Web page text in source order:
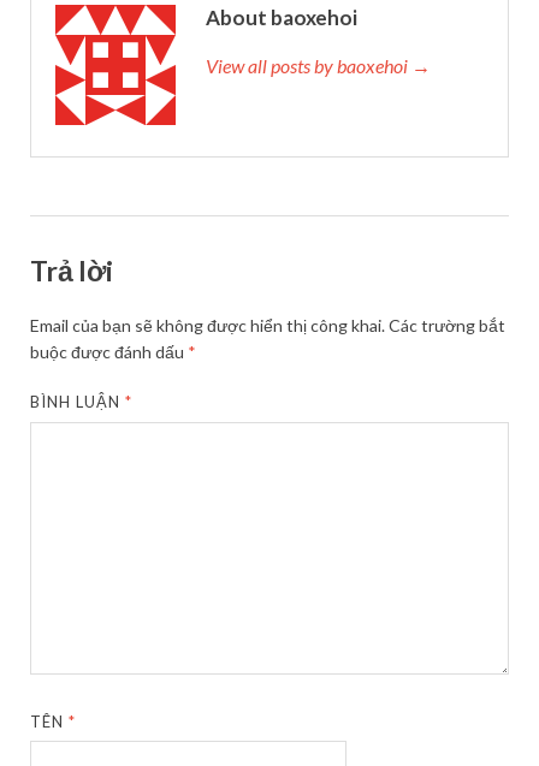
About baoxehoi
View all posts by baoxehoi →
Trả lời
Email của bạn sẽ không được hiển thị công khai.Các trường bắt
buộc được đánh dấu *
BÌNH LUẬN*
TÊN*